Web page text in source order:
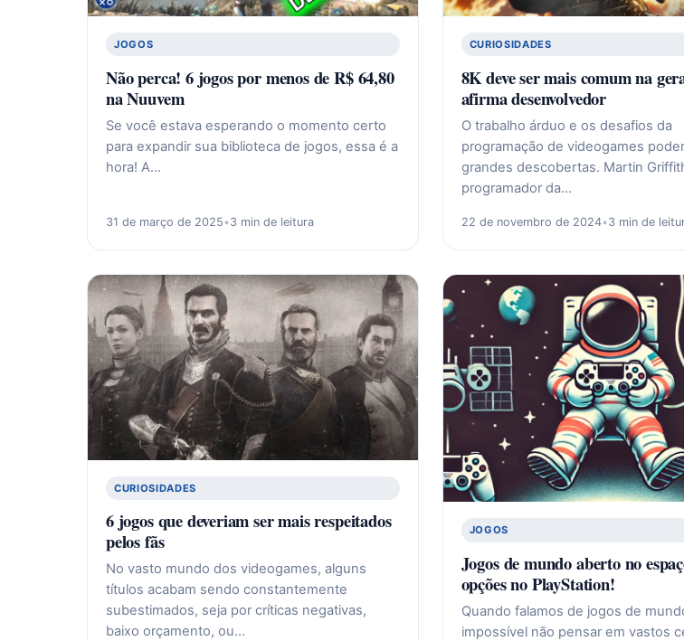
JOGOS
Não perca! 6 jogos por menos de R$ 64,80
na Nuuvem
Se você estava esperando o momento certo
para expandir sua biblioteca de jogos, essa é a
hora! A…
31 de março de 2025•3 min de leitura
CURIOSIDADES
8K deve ser mais comum na
afirma desenvolvedor
O trabalho árduo e os desafios da
programação de videogames
grandes descobertas. Martin
programador da…
22 de novembro de 2024•3 min de
CURIOSIDADES
6 jogos que deveriam ser mais respeitados
pelos fãs
No vasto mundo dos videogames, alguns
títulos acabam sendo constantemente
subestimados, seja por críticas negativas,
baixo orçamento, ou…
JOGOS
Jogos de mundo aberto no
opções no PlayStation!
Quando falamos de jogos de
impossível não pensar em vastos